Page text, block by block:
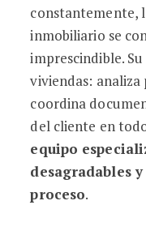
constantemente,
inmobiliario se
imprescindible.
viviendas: analiza
coordina
del cliente en
equipo
desagradables
proceso.